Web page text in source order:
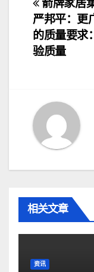
文
章
导
箭牌家居
严邦平：更
的质量要求
验质量
相关文章
资讯